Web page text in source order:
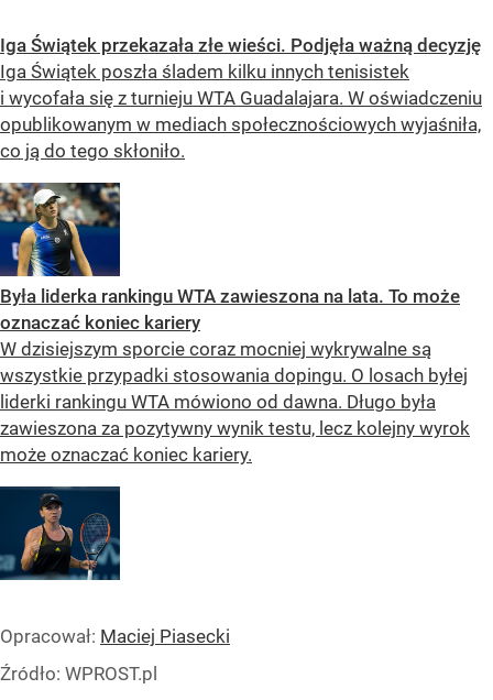
Iga Świątek przekazała złe wieści. Podjęła ważną decyzję
Iga Świątek poszła śladem kilku innych tenisistek
i wycofała się z turnieju WTA Guadalajara. W oświadczeniu
opublikowanym w mediach społecznościowych wyjaśniła,
co ją do tego skłoniło.
Była liderka rankingu WTA zawieszona na lata. To może
oznaczać koniec kariery
W dzisiejszym sporcie coraz mocniej wykrywalne są
wszystkie przypadki stosowania dopingu. O losach byłej
liderki rankingu WTA mówiono od dawna. Długo była
zawieszona za pozytywny wynik testu, lecz kolejny wyrok
może oznaczać koniec kariery.
Opracował: Maciej Piasecki
Źródło: WPROST.pl